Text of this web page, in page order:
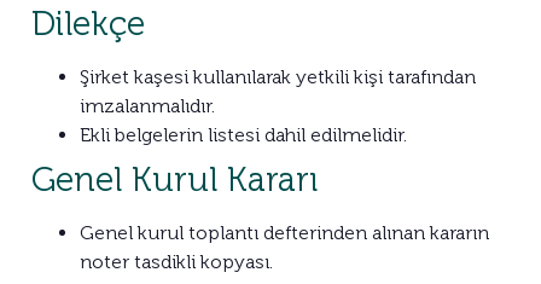
Dilekçe
Şirket kaşesi kullanılarak yetkili kişi tarafından
imzalanmalıdır.
Ekli belgelerin listesi dahil edilmelidir.
Genel Kurul Kararı
Genel kurul toplantı defterinden alınan kararın
noter tasdikli kopyası.